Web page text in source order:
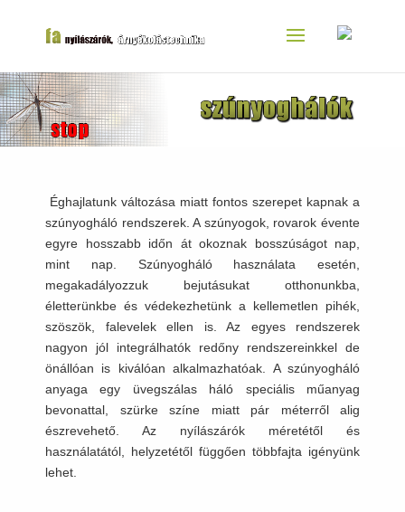
Éghajlatunk változása miatt fontos szerepet kapnak a
szúnyogháló rendszerek. A szúnyogok, rovarok évente
egyre hosszabb időn át okoznak bosszúságot nap,
mint nap. Szúnyogháló használata esetén,
megakadályozzuk bejutásukat otthonunkba,
életterünkbe és védekezhetünk a kellemetlen pihék,
szöszök, falevelek ellen is. Az egyes rendszerek
nagyon jól integrálhatók redőny rendszereinkkel de
önállóan is kiválóan alkalmazhatóak. A szúnyogháló
anyaga egy üvegszálas háló speciális műanyag
bevonattal, szürke színe miatt pár méterről alig
észrevehető. Az nyílászárók méretétől és
használatától, helyzetétől függően többfajta igényünk
lehet.